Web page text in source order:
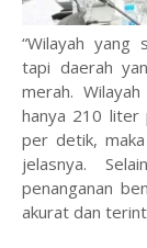
“Wilayah yang
tapi daerah
merah.
hanya 210
per detik,
jelasnya.
penanganan
akurat dan